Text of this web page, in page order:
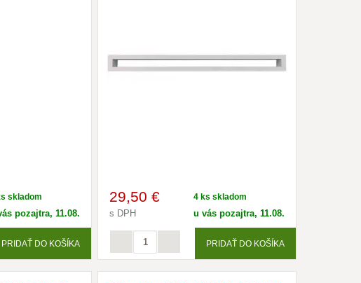
skladom
pozajtra, 11.08.
PRIDAŤ DO KOŠÍKA
29,50 €
s DPH
4 ks skladom
u vás pozajtra, 11.08.
PRIDAŤ DO KOŠÍKA